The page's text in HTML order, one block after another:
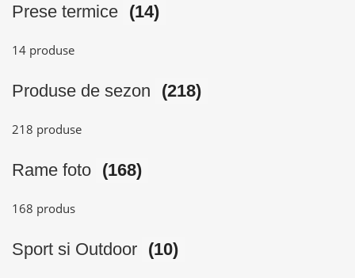
Prese termice (14)
14 produse
Produse de sezon (218)
218 produse
Rame foto (168)
168 produs
Sport si Outdoor (10)